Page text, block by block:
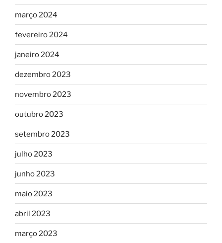
março 2024
fevereiro 2024
janeiro 2024
dezembro 2023
novembro 2023
outubro 2023
setembro 2023
julho 2023
junho 2023
maio 2023
abril 2023
março 2023